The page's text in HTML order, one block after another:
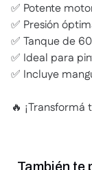
✅ Potente
✅ Presión
✅ Tanque de
✅ Ideal para
✅ Incluye
🔥
También te